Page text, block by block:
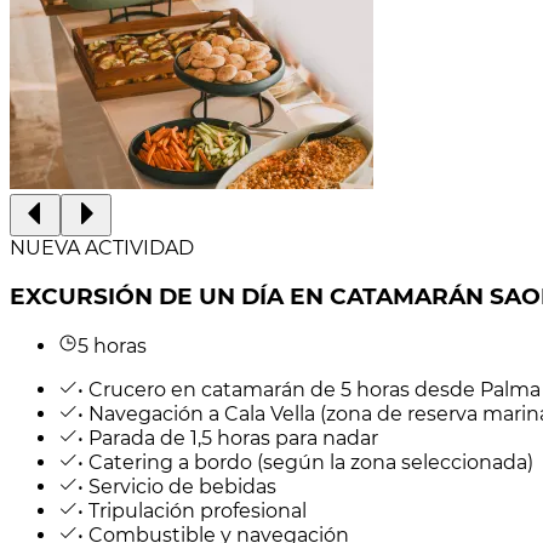
NUEVA ACTIVIDAD
EXCURSIÓN DE UN DÍA EN CATAMARÁN
5 horas
• Crucero en catamarán de 5 horas desde Palma
• Navegación a Cala Vella (zona de reserva
• Parada de 1,5 horas para nadar
• Catering a bordo (según la zona seleccionada)
• Servicio de bebidas
• Tripulación profesional
• Combustible y navegación